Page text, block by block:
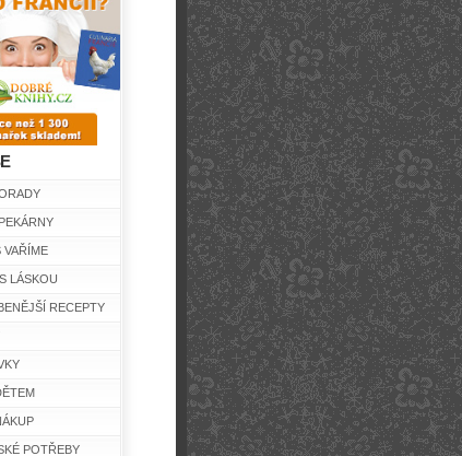
VAŘÍME
LÁSKOU
RECEPTY
POTŘEBY